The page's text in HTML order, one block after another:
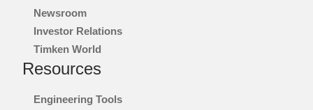
Newsroom
Investor Relations
Timken World
Resources
Engineering Tools